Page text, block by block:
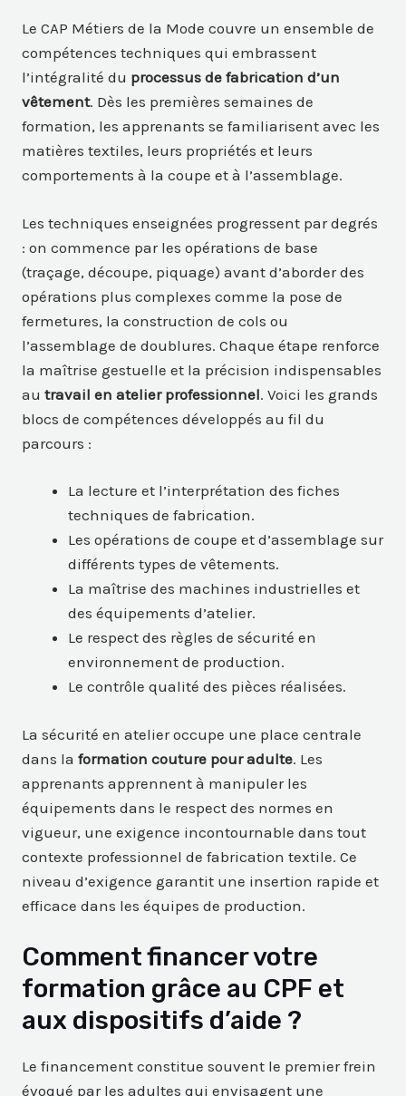
Le CAP Métiers de la Mode couvre un ensemble de
compétences techniques qui embrassent
l’intégralité du processus de fabrication d’un
vêtement. Dès les premières semaines de
formation, les apprenants se familiarisent avec les
matières textiles, leurs propriétés et leurs
comportements à la coupe et à l’assemblage.
Les techniques enseignées progressent par degrés
: on commence par les opérations de base
(traçage, découpe, piquage) avant d’aborder des
opérations plus complexes comme la pose de
fermetures, la construction de cols ou
l’assemblage de doublures. Chaque étape renforce
la maîtrise gestuelle et la précision indispensables
autravail en atelier professionnel. Voici les grands
blocs de compétences développés au fil du
parcours :
La lecture et l’interprétation des fiches
techniques de fabrication.
Les opérations de coupe et d’assemblage sur
différents types de vêtements.
La maîtrise des machines industrielles et
des équipements d’atelier.
Le respect des règles de sécurité en
environnement de production.
Le contrôle qualité des pièces réalisées.
La sécurité en atelier occupe une place centrale
dans laformation couture pour adulte. Les
apprenants apprennent à manipuler les
équipements dans le respect des normes en
vigueur, une exigence incontournable dans tout
contexte professionnel de fabrication textile. Ce
niveau d’exigence garantit une insertion rapide et
efficace dans les équipes de production.
Comment financer votre
formation grâce au CPF et
aux dispositifs d’aide ?
Le financement constitue souvent le premier frein
évoqué par les adultes qui envisagent une